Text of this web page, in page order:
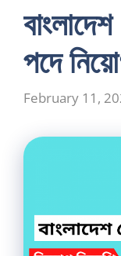
পদে
February 11,